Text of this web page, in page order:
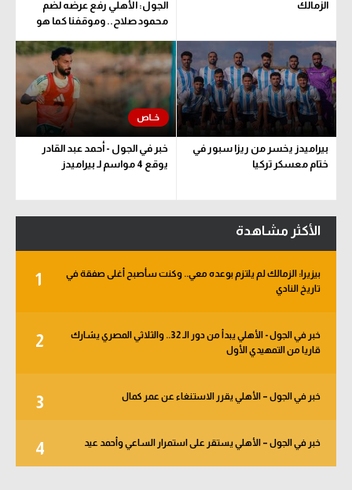
الزمالك
الجول: الأهلي رفع عرضه لضم
محمود صلاح.. وموقفنا كما هو
بيراميدز يخسر من ريزا سبور في
ختام معسكر تركيا
خبر في الجول - أحمد عبد القادر
يوقع 4 مواسم لـ بيراميدز
الأكثر مشاهدة
1
بيزيرا: الزمالك لم يلتزم بوعده معي.. وكنت سأصبح أغلى صفقة في
تاريخ النادي
2
خبر في الجول - الأهلي يبدأ من دور الـ 32.. والثلاثي المصري يشارك
قاريا من التمهيدي الأول
3 خبر في الجول – الأهلي يقرر الاستنغاء عن عمر كمال
4 خبر في الجول – الأهلي يستقر على استمرار الساعي وأحمد عيد